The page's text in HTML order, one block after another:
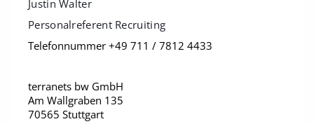
Justin Walter
Personalreferent Recruiting
Telefonnummer +49 711 / 7812 4433
terranets bw GmbH
Am Wallgraben 135
70565 Stuttgart